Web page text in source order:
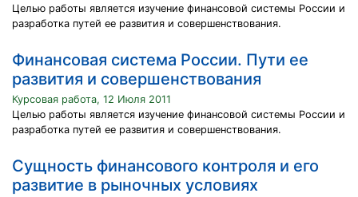
Целью работы является изучение финансовой системы России и
разработка путей ее развития и совершенствования.
Финансовая система России. Пути ее
развития и совершенствования
Курсовая работа, 12 Июля 2011
Целью работы является изучение финансовой системы России и
разработка путей ее развития и совершенствования.
Сущность финансового контроля и его
развитие в рыночных условиях